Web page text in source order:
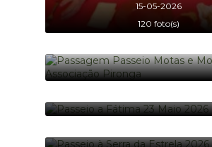
15-05-2026
120 foto(s)
MOTORIZADAS ASSOCIAÇÃO
02-05-2026
15 foto(s)
23-05-2026